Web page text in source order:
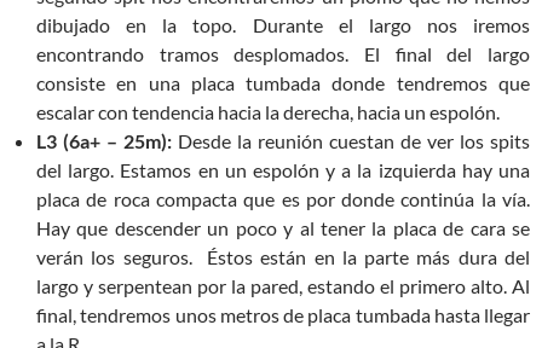
dibujado en la topo. Durante el largo nos iremos
encontrando tramos desplomados. El final del largo
consiste en una placa tumbada donde tendremos que
escalar con tendencia hacia la derecha, hacia un espolón.
L3 (6a+ – 25m): Desde la reunión cuestan de ver los spits
del largo. Estamos en un espolón y a la izquierda hay una
placa de roca compacta que es por donde continúa la vía.
Hay que descender un poco y al tener la placa de cara se
verán los seguros. Éstos están en la parte más dura del
largo y serpentean por la pared, estando el primero alto. Al
final, tendremos unos metros de placa tumbada hasta llegar